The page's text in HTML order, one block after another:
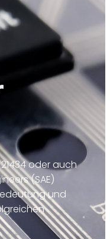
oder auch
(SAE)
und